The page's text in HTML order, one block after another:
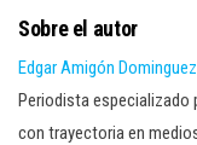
Sobre el autor
Edgar Amigón Dominguez
Periodista especializado
con trayectoria en